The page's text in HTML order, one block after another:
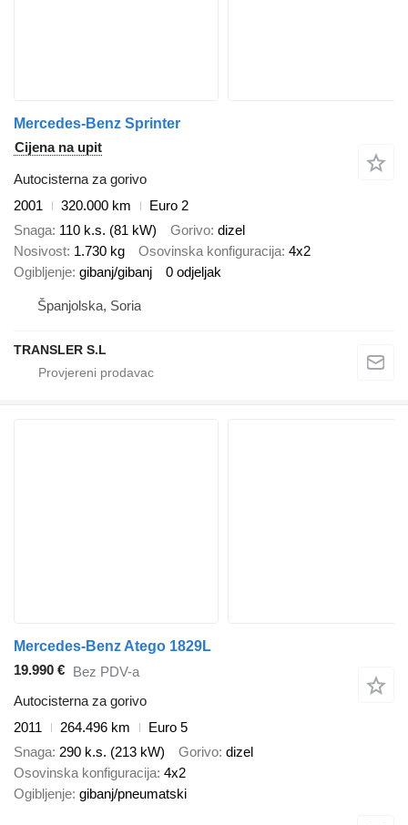
Mercedes-Benz Sprinter
Cijena na upit
Autocisterna za gorivo
2001
320.000 km
Euro 2
Snaga 110 k.s. (81 kW) Gorivo dizel
Nosivost 1.730 kg Osovinska konfiguracija 4x2
Ogibljenje gibanj/gibanj 0 odjeljak
Španjolska, Soria
TRANSLER S.L
Mercedes-Benz Atego 1829L
19.990 € Bez PDV-a
Autocisterna za gorivo
2011
264.496 km
Euro 5
Snaga 290 k.s. (213 kW) Gorivo dizel
Osovinska konfiguracija 4x2
Ogibljenje gibanj/pneumatski